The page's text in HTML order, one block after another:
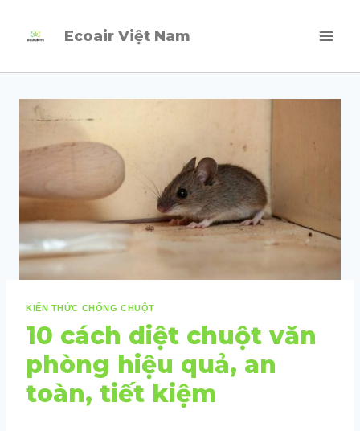
Ecoair Việt Nam
KIẾN THỨC CHỐNG CHUỘT
10 cách diệt chuột văn
phòng hiệu quả, an
toàn, tiết kiệm